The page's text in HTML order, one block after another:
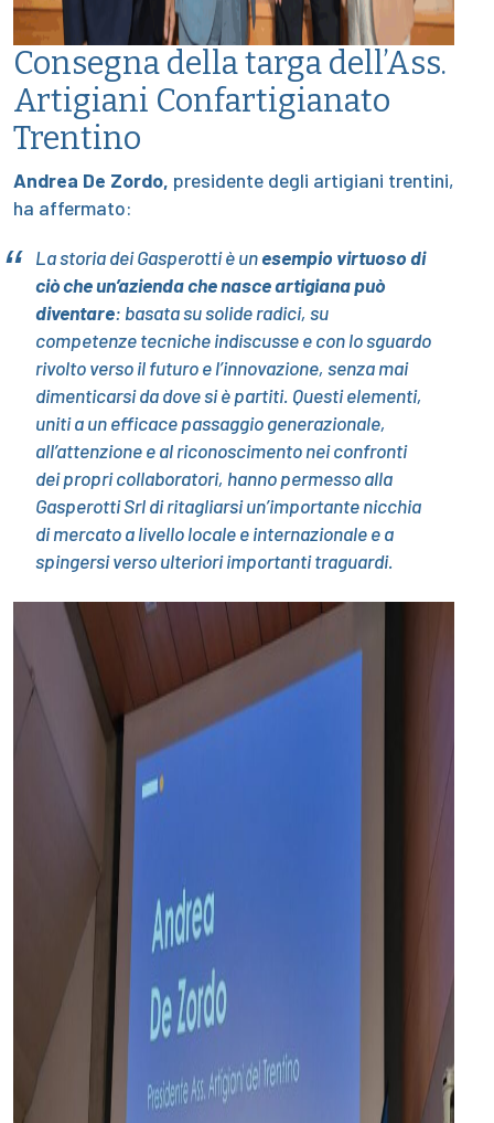
Consegna della targa dell’Ass.
Artigiani Confartigianato
Trentino
Andrea De Zordo, presidente degli artigiani trentini,
ha affermato:
La storia dei Gasperotti è unesempio virtuosodi
ciò che un’azienda che nasce artigiana può
diventare: basata su solide radici, su
competenze tecniche indiscusse e con lo sguardo
rivolto verso il futuro e l’innovazione, senza mai
dimenticarsi da dove si è partiti. Questi elementi,
uniti a un efficace passaggio generazionale,
all’attenzione e al riconoscimento nei confronti
dei propri collaboratori, hanno permesso alla
Gasperotti Srl di ritagliarsi un’importante nicchia
di mercato a livello locale e internazionale e a
spingersi verso ulteriori importanti traguardi.